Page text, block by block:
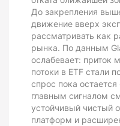
До закрепления
движение вверх
рассматривать как
рынка. По данным
ослабевает: приток
потоки в ETF стали
спрос пока
главным сигналом
устойчивый чистый
платформ и